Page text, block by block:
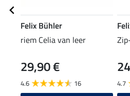
Felix Bühler
riem Celia van leer
29,90 €
4.6 16 4.7